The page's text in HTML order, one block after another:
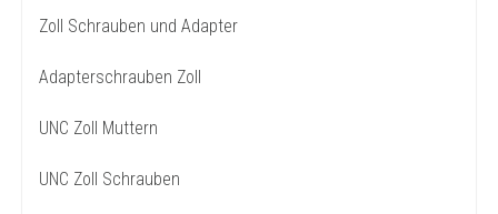
Zoll Schrauben und Adapter
Adapterschrauben Zoll
UNC Zoll Muttern
UNC Zoll Schrauben